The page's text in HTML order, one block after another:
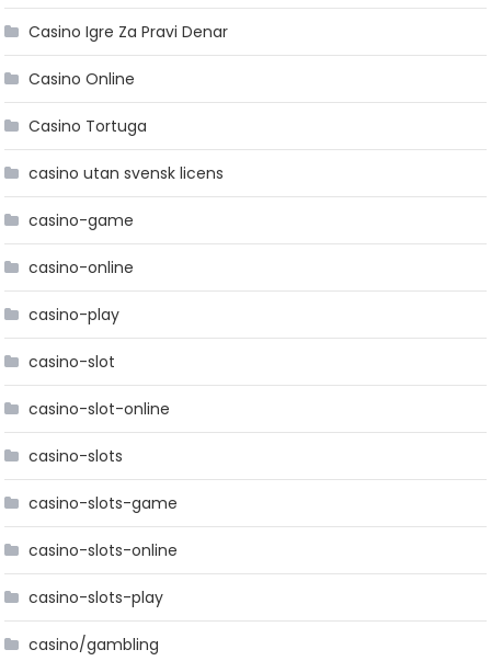
Casino Igre Za Pravi Denar
Casino Online
Casino Tortuga
casino utan svensk licens
casino-game
casino-online
casino-play
casino-slot
casino-slot-online
casino-slots
casino-slots-game
casino-slots-online
casino-slots-play
casino/gambling